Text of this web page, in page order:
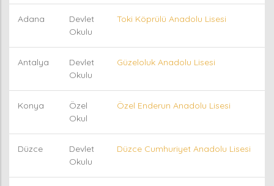
Adana
Devlet
Okulu
Toki Köprülü Anadolu Lisesi
Antalya
Devlet
Okulu
Güzeloluk Anadolu Lisesi
Konya
Özel
Okul
Özel Enderun Anadolu Lisesi
Düzce
Devlet
Okulu
Düzce Cumhuriyet Anadolu Lisesi